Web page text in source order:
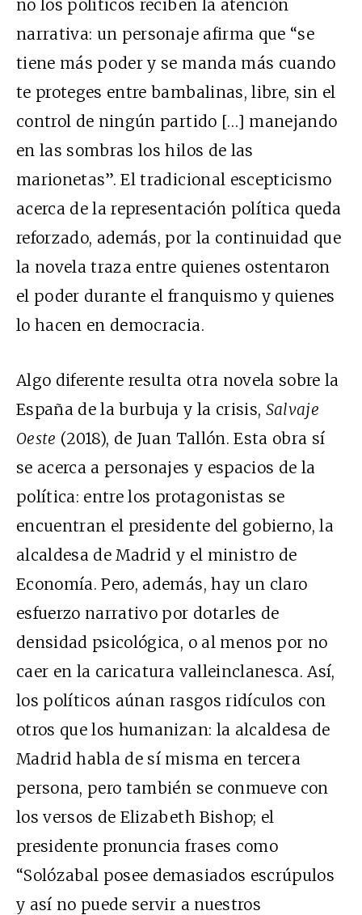
no los políticos reciben la atención
narrativa: un personaje afirma que “se
tiene más poder y se manda más cuando
te proteges entre bambalinas, libre, sin el
control de ningún partido […] manejando
en las sombras los hilos de las
marionetas”. El tradicional escepticismo
acerca de la representación política queda
reforzado, además, por la continuidad que
la novela traza entre quienes ostentaron
el poder durante el franquismo y quienes
lo hacen en democracia.
Algo diferente resulta otra novela sobre la
España de la burbuja y la crisis, Salvaje
Oeste (2018), de Juan Tallón. Esta obra sí
se acerca a personajes y espacios de la
política: entre los protagonistas se
encuentran el presidente del gobierno, la
alcaldesa de Madrid y el ministro de
Economía. Pero, además, hay un claro
esfuerzo narrativo por dotarles de
densidad psicológica, o al menos por no
caer en la caricatura valleinclanesca. Así,
los políticos aúnan rasgos ridículos con
otros que los humanizan: la alcaldesa de
Madrid habla de sí misma en tercera
persona, pero también se conmueve con
los versos de Elizabeth Bishop; el
presidente pronuncia frases como
“Solózabal posee demasiados escrúpulos
y así no puede servir a nuestros